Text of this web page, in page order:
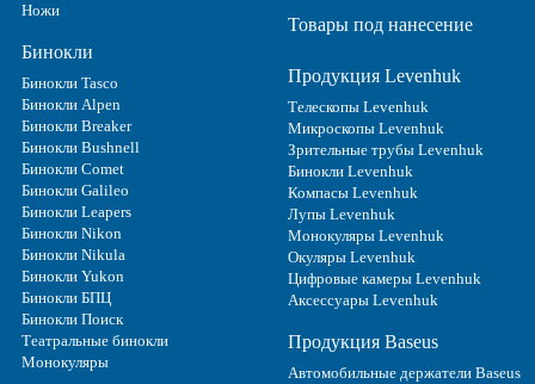
Ножи
Бинокли
Бинокли Tasco
Бинокли Alpen
Бинокли Breaker
Бинокли Bushnell
Бинокли Comet
Бинокли Galileo
Бинокли Leapers
Бинокли Nikon
Бинокли Nikula
Бинокли Yukon
Бинокли БПЦ
Бинокли Поиск
Театральные бинокли
Монокуляры
Товары под нанесение
Продукция Levenhuk
Телескопы Levenhuk
Микроскопы Levenhuk
Зрительные трубы Levenhuk
Бинокли Levenhuk
Компасы Levenhuk
Лупы Levenhuk
Монокуляры Levenhuk
Окуляры Levenhuk
Цифровые камеры Levenhuk
Аксессуары Levenhuk
Продукция Baseus
Автомобильные держатели Baseus